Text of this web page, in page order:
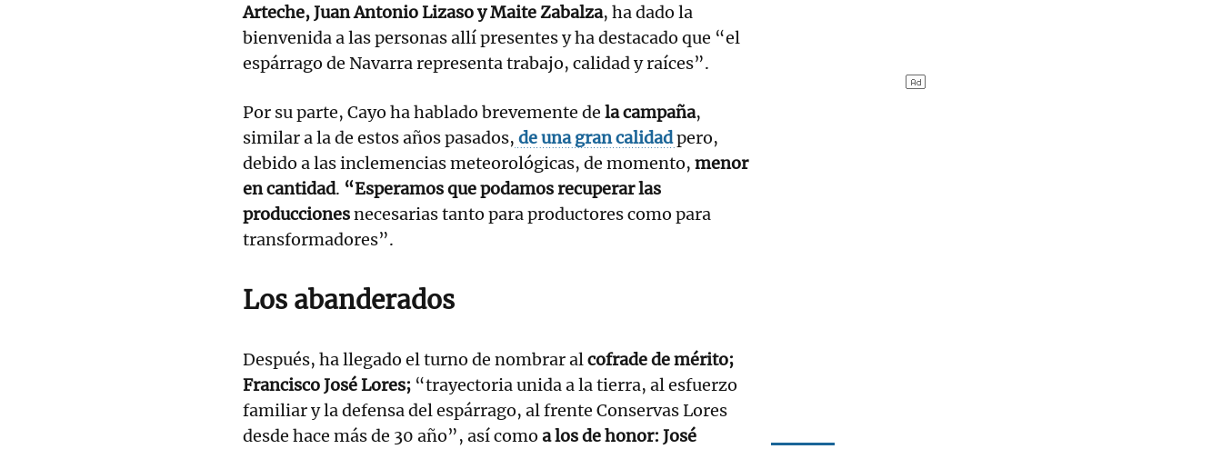
Arteche, Juan Antonio Lizaso y Maite Zabalza, ha dado la
bienvenida a las personas allí presentes y ha destacado que “el
espárrago de Navarra representa trabajo, calidad y raíces”.
Por su parte, Cayo ha hablado brevemente de la campaña,
similar a la de estos años pasados, de una gran calidadpero,
debido a las inclemencias meteorológicas, de momento, menor
en cantidad. “Esperamos que podamos recuperar las
produccionesnecesarias tanto para productores como para
transformadores”.
Los abanderados
Después, ha llegado el turno de nombrar alcofrade de mérito;
Francisco José Lores; “trayectoria unida a la tierra, al esfuerzo
familiar y la defensa del espárrago, al frente Conservas Lores
desde hace más de 30 año”, así como a los de honor: José